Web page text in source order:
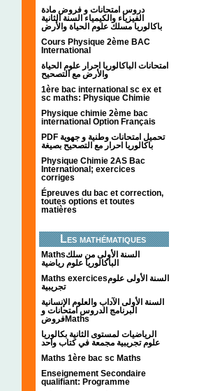
دروس امتحانات و فروض مادة
الفيزياء والكيمياء السنة الثانية
باكالوريا مسلك علوم الحياة والأرض
Cours Physique 2ème BAC
International
امتحانات الباكالوريا احرار علوم الحياة
والأرض مع التصحيح
1ère bac international sc ex et
sc maths: Physique Chimie
Physique chimie 2ème bac
international Option Français
PDF تحميل امتحانات وطنية و جهوية
باكالوريا احرار مع التصحيح بصيغة
Physique Chimie 2AS Bac
International; exercices
corriges
Épreuves du bac et correction,
toutes options et toutes
matières
Les mathématiques
Mathsالسنة الأولى من سلك
الباكالوريا علوم رياضية
Maths exercicesالسنة الأولى علوم
تجريبية
السنة الأولى الآداب والعلوم الإنسانية
البرنامج الدروس امتحانات و
فروضMaths
الرياضيات لمستوى الثانية بكالوريا
علوم تجريبية مجمعة في كتاب واحد
Maths 1ère bac sc Maths
Enseignement Secondaire
qualifiant: Programme